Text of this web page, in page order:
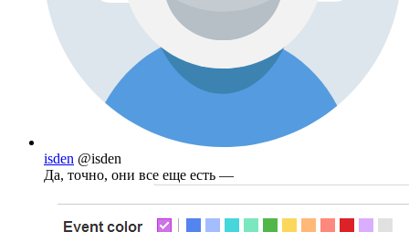
isden @isden
Да, точно, они все еще есть —